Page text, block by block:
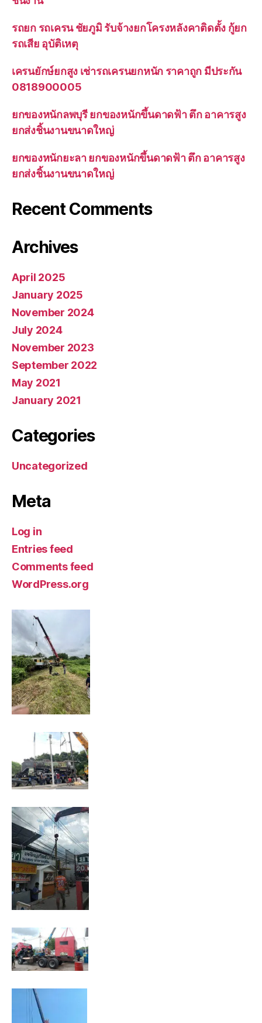
รถยก รถเครน ชัยภูมิ รับจ้างยกโครงหลังคาติดตั้ง กู้ยก
รถเสีย อุบัติเหตุ
เครนยักษ์ยกสูง เช่ารถเครนยกหนัก ราคาถูก มีประกัน
0818900005
ยกของหนักลพบุรี ยกของหนักขึ้นดาดฟ้า ตึก อาคารสูง
ยกส่งชิ้นงานขนาดใหญ่
ยกของหนักยะลา ยกของหนักขึ้นดาดฟ้า ตึก อาคารสูง
ยกส่งชิ้นงานขนาดใหญ่
Recent Comments
Archives
April 2025
January 2025
November 2024
July 2024
November 2023
September 2022
May 2021
January 2021
Categories
Uncategorized
Meta
Log in
Entries feed
Comments feed
WordPress.org